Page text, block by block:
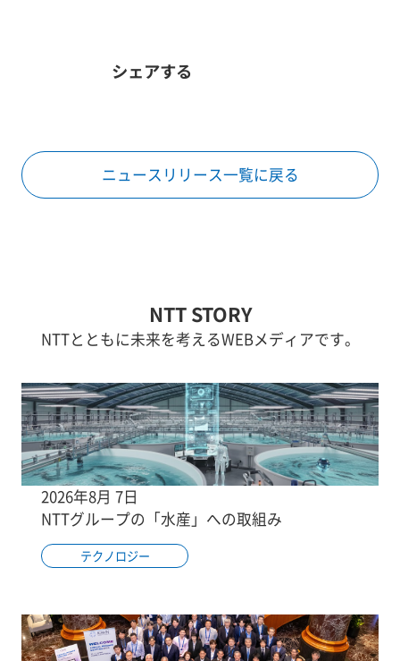
シェアする
ニュースリリース一覧に戻る
NTT STORY
NTTとともに未来を考えるWEBメディアです。
2026年8月 7日
NTTグループの「水産」への取組み
テクノロジー